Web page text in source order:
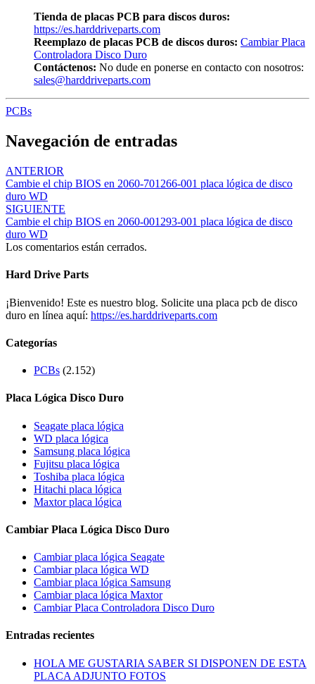
Tienda de placas PCB para discos duros:
https://es.harddriveparts.com
Reemplazo de placas PCB de discos duros: Cambiar Placa
Controladora Disco Duro
Contáctenos: No dude en ponerse en contacto con nosotros:
sales@harddriveparts.com
PCBs
Navegación de entradas
ANTERIOR
Cambie el chip BIOS en 2060-701266-001 placa lógica de disco
duro WD
SIGUIENTE
Cambie el chip BIOS en 2060-001293-001 placa lógica de disco
duro WD
Los comentarios están cerrados.
Hard Drive Parts
¡Bienvenido! Este es nuestro blog. Solicite una placa pcb de disco
duro en línea aquí: https://es.harddriveparts.com
Categorías
PCBs (2.152)
Placa Lógica Disco Duro
Seagate placa lógica
WD placa lógica
Samsung placa lógica
Fujitsu placa lógica
Toshiba placa lógica
Hitachi placa lógica
Maxtor placa lógica
Cambiar Placa Lógica Disco Duro
Cambiar placa lógica Seagate
Cambiar placa lógica WD
Cambiar placa lógica Samsung
Cambiar placa lógica Maxtor
Cambiar Placa Controladora Disco Duro
Entradas recientes
HOLA ME GUSTARIA SABER SI DISPONEN DE ESTA
PLACA ADJUNTO FOTOS